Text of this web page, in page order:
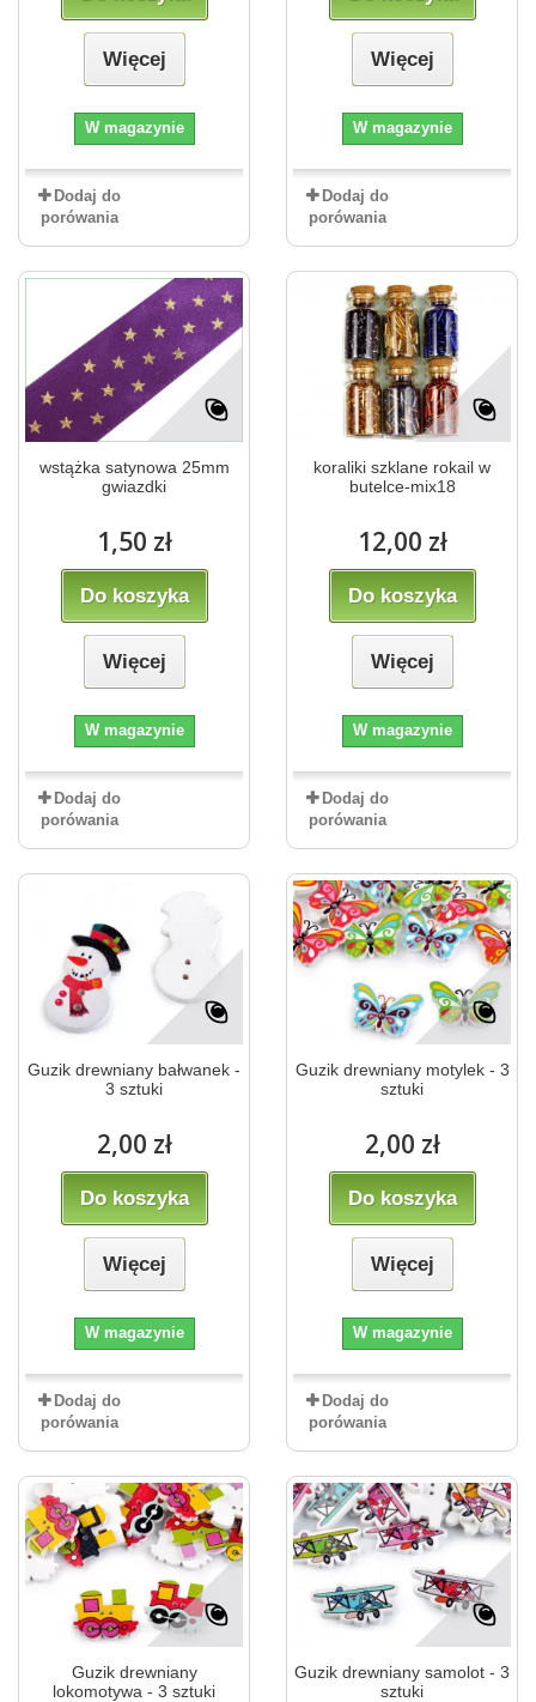
Więcej
W magazynie
Dodaj do
porówania
Więcej
W magazynie
Dodaj do
porówania
wstążka satynowa 25mm
gwiazdki
1,50 zł
Do koszyka
Więcej
W magazynie
Dodaj do
porówania
koraliki szklane rokail w
butelce-mix18
12,00 zł
Do koszyka
Więcej
W magazynie
Dodaj do
porówania
Guzik drewniany bałwanek -
3 sztuki
2,00 zł
Do koszyka
Więcej
W magazynie
Dodaj do
porówania
Guzik drewniany motylek - 3
sztuki
2,00 zł
Do koszyka
Więcej
W magazynie
Dodaj do
porówania
Guzik drewniany
lokomotywa - 3 sztuki
Guzik drewniany samolot - 3
sztuki